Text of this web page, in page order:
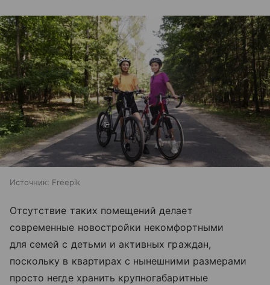
Источник: Freepik
Отсутствие таких помещений делает
современные новостройки некомфортными
для семей с детьми и активных граждан,
поскольку в квартирах с нынешними размерами
просто негде хранить крупногабаритные